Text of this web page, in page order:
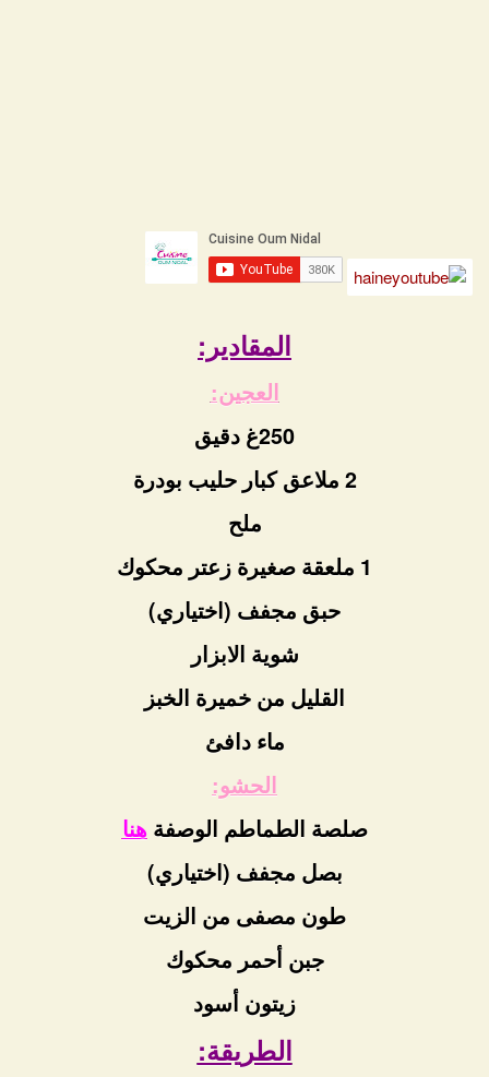
المقادير:
العجين:
250غ دقيق
2 ملاعق كبار حليب بودرة
ملح
1 ملعقة صغيرة زعتر محكوك
حبق مجفف (اختياري)
شوية الابزار
القليل من خميرة الخبز
ماء دافئ
الحشو:
صلصة الطماطم الوصفةهنا
بصل مجفف (اختياري)
طون مصفى من الزيت
جبن أحمر محكوك
زيتون أسود
الطريقة: